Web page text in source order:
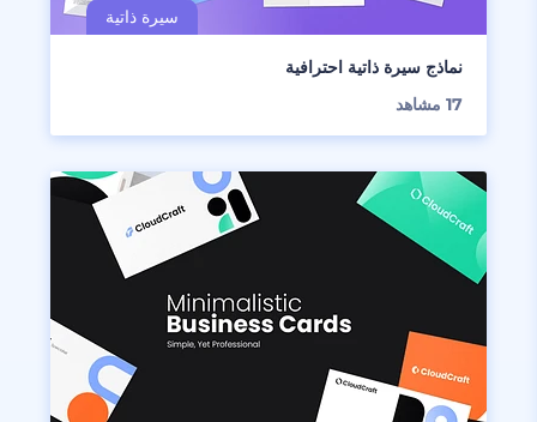
نماذج سيرة ذاتية احترافية
17 مشاهد